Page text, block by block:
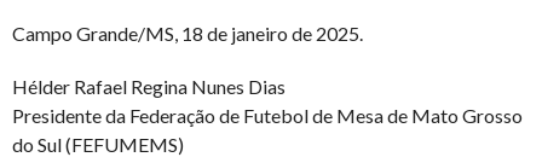
Campo Grande/MS, 18 de janeiro de 2025.
Hélder Rafael Regina Nunes Dias
Presidente da Federação de Futebol de Mesa de Mato Grosso
do Sul (FEFUMEMS)